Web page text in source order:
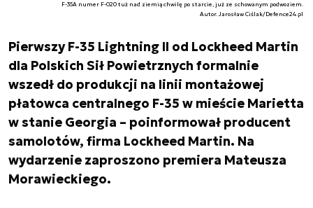
F-35A numer F-020 tuż nad ziemią chwilę po starcie, już ze schowanym podwoziem.
Autor. Jarosław Ciślak/Defence24.pl
Pierwszy F-35 Lightning II od Lockheed Martin
dla Polskich Sił Powietrznych formalnie
wszedł do produkcji na linii montażowej
płatowca centralnego F-35 w mieście Marietta
w stanie Georgia – poinformował producent
samolotów, firma Lockheed Martin. Na
wydarzenie zaproszono premiera Mateusza
Morawieckiego.